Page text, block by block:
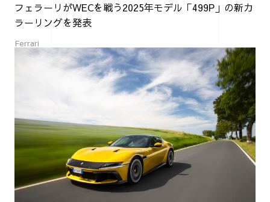
フェラーリがWECを戦う2025年モデル「499P」の新カ
ラーリングを発表
Ferrari